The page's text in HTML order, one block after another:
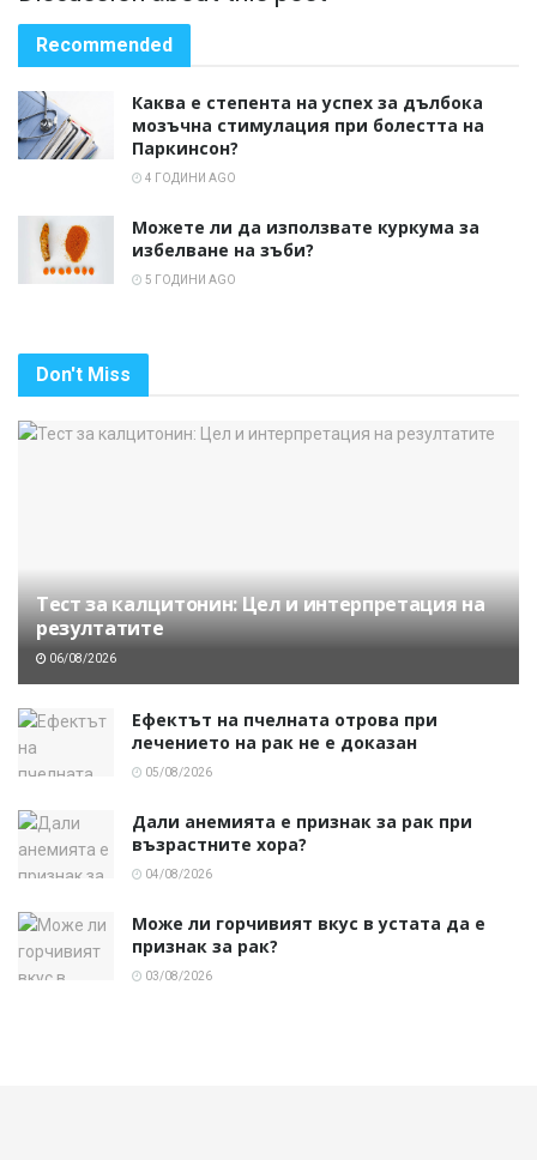
Recommended
Каква е степента на успех за дълбока
мозъчна стимулация при болестта на
Паркинсон?
4 ГОДИНИ AGO
Можете ли да използвате куркума за
избелване на зъби?
5 ГОДИНИ AGO
Don't Miss
Тест за калцитонин: Цел и интерпретация на
резултатите
06/08/2026
Ефектът на пчелната отрова при
лечението на рак не е доказан
05/08/2026
Дали анемията е признак за рак при
възрастните хора?
04/08/2026
Може ли горчивият вкус в устата да е
признак за рак?
03/08/2026